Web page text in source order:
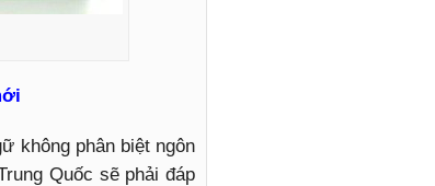
không phân biệt ngôn
Quốc sẽ phải đáp